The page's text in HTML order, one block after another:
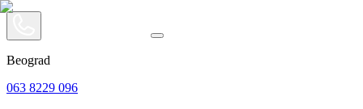
Beograd
063 8229 096